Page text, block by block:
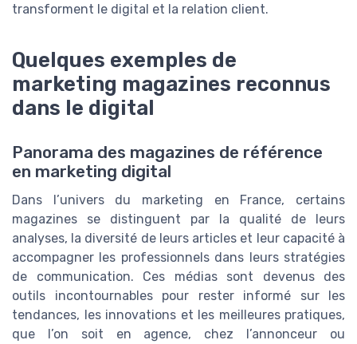
transforment le digital et la relation client.
Quelques exemples de
marketing magazines reconnus
dans le digital
Panorama des magazines de référence
en marketing digital
Dans l’univers du marketing en France, certains
magazines se distinguent par la qualité de leurs
analyses, la diversité de leurs articles et leur capacité à
accompagner les professionnels dans leurs stratégies
de communication. Ces médias sont devenus des
outils incontournables pour rester informé sur les
tendances, les innovations et les meilleures pratiques,
que l’on soit en agence, chez l’annonceur ou